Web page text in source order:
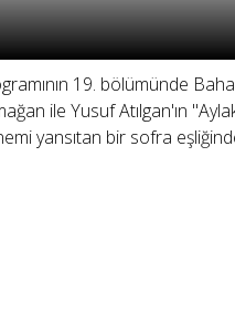
19. bölümünde Baha
ile Yusuf Atılgan'ın
yansıtan bir sofra